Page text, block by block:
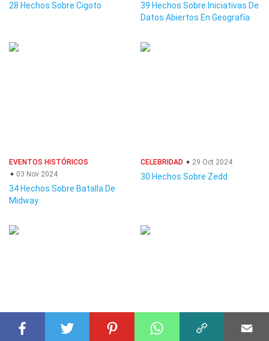
28 Hechos Sobre Cigoto
39 Hechos Sobre Iniciativas De
Datos Abiertos En Geografía
EVENTOS HISTÓRICOS
03 Nov 2024
34 Hechos Sobre Batalla De
Midway
CELEBRIDAD 29 Oct 2024
30 Hechos Sobre Zedd